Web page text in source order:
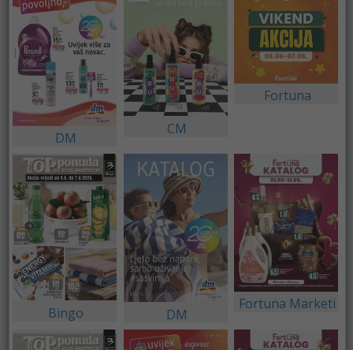
DM
CM
Fortuna
Bingo DM
Fortuna Marketi